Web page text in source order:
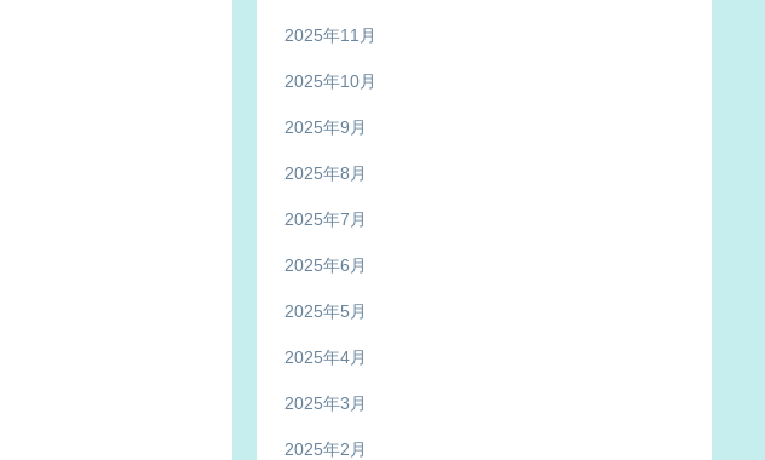
2025年11月
2025年10月
2025年9月
2025年8月
2025年7月
2025年6月
2025年5月
2025年4月
2025年3月
2025年2月